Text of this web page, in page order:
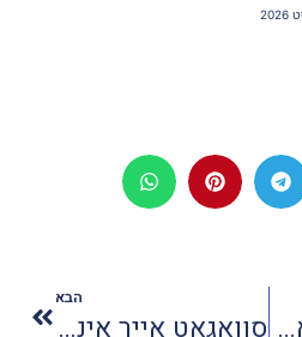
רשת 'השטיח האדום' מתחדשת בסניף ובטכנולוגיות
הבא
סְוָואגָאט אייר אינדיה